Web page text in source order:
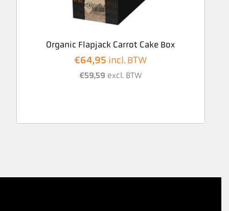
Organic Flapjack Carrot Cake Box
€64,95 incl. BTW
€59,59 excl. BTW